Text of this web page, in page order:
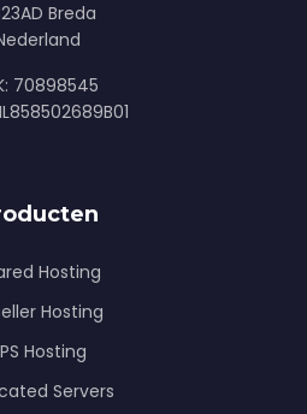
Breda
70898545
Hosting
Hosting
Hosting
Servers